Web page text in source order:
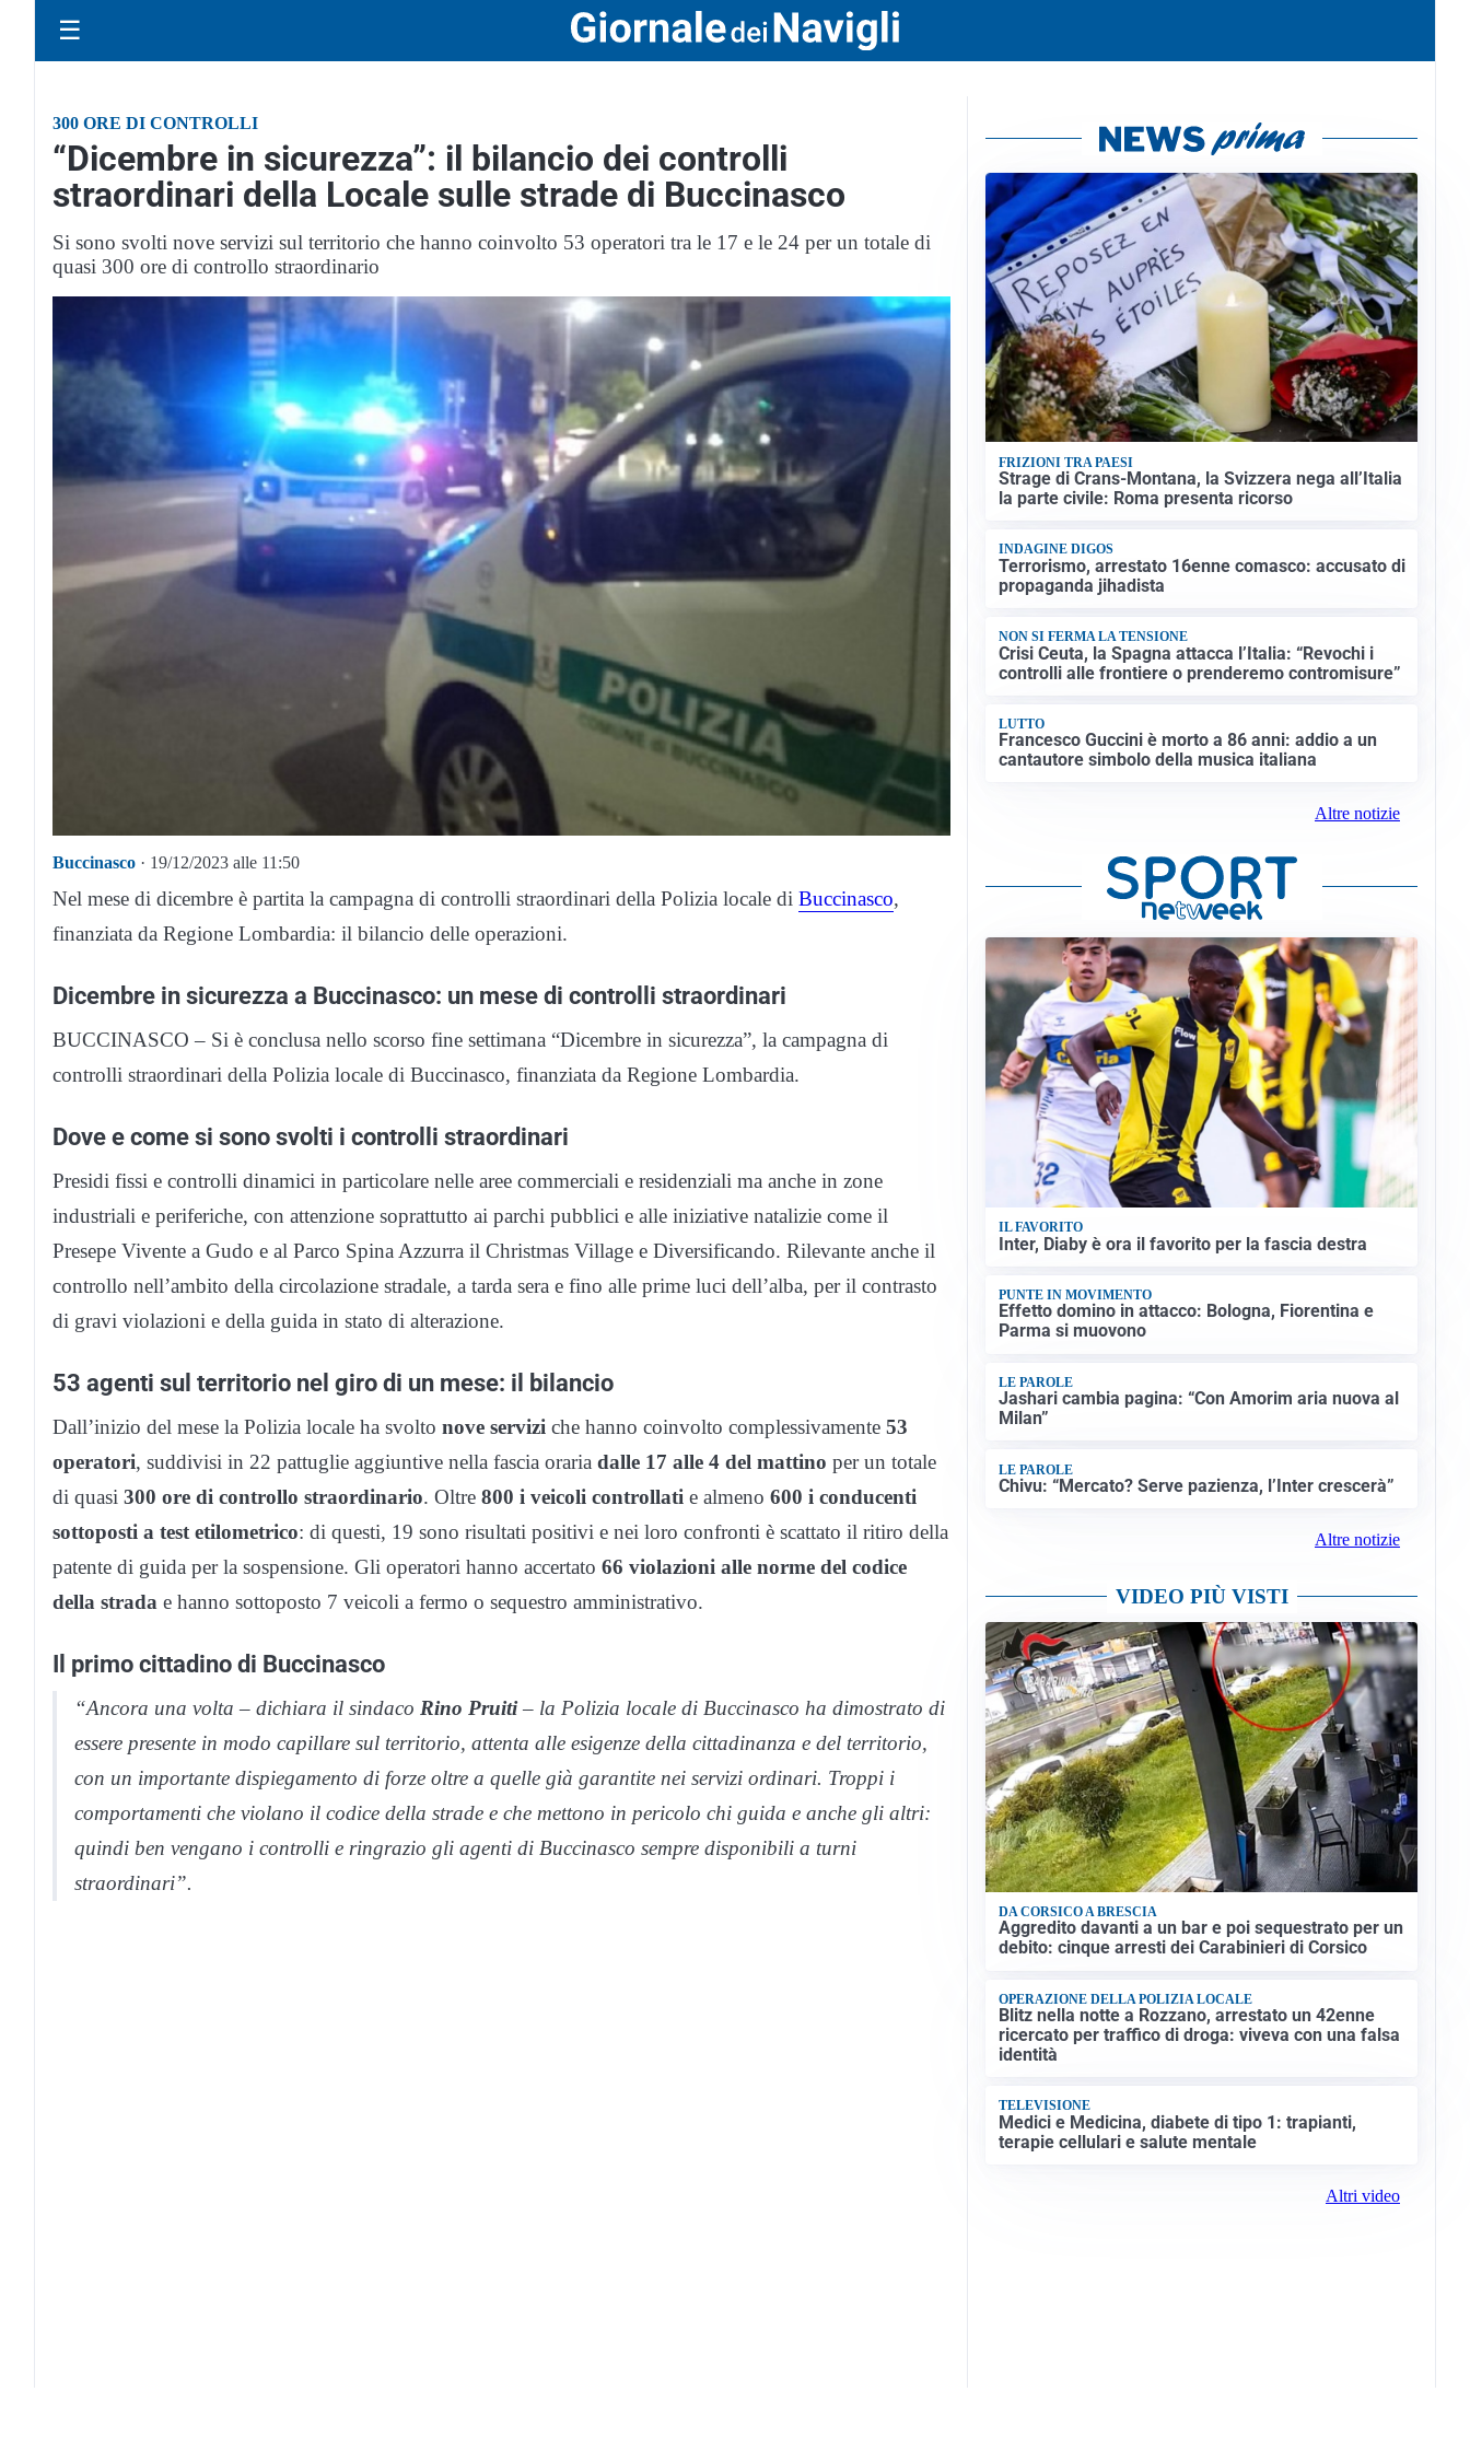
☰
300 ORE DI CONTROLLI
“Dicembre in sicurezza”: il bilancio dei controlli
straordinari della Locale sulle strade di Buccinasco
Si sono svolti nove servizi sul territorio che hanno coinvolto 53 operatori tra le 17 e le 24 per un totale di
quasi 300 ore di controllo straordinario
Buccinasco · 19/12/2023 alle 11:50
Nel mese di dicembre è partita la campagna di controlli straordinari della Polizia locale di Buccinasco,
finanziata da Regione Lombardia: il bilancio delle operazioni.
Dicembre in sicurezza a Buccinasco: un mese di controlli straordinari
BUCCINASCO – Si è conclusa nello scorso fine settimana “Dicembre in sicurezza”, la campagna di
controlli straordinari della Polizia locale di Buccinasco, finanziata da Regione Lombardia.
Dove e come si sono svolti i controlli straordinari
Presidi fissi e controlli dinamici in particolare nelle aree commerciali e residenziali ma anche in zone
industriali e periferiche, con attenzione soprattutto ai parchi pubblici e alle iniziative natalizie come il
Presepe Vivente a Gudo e al Parco Spina Azzurra il Christmas Village e Diversificando. Rilevante anche il
controllo nell’ambito della circolazione stradale, a tarda sera e fino alle prime luci dell’alba, per il contrasto
di gravi violazioni e della guida in stato di alterazione.
53 agenti sul territorio nel giro di un mese: il bilancio
Dall’inizio del mese la Polizia locale ha svolto nove servizi che hanno coinvolto complessivamente 53
operatori, suddivisi in 22 pattuglie aggiuntive nella fascia oraria dalle 17 alle 4 del mattino per un totale
di quasi 300 ore di controllo straordinario. Oltre 800 i veicoli controllati e almeno 600 i conducenti
sottoposti a test etilometrico: di questi, 19 sono risultati positivi e nei loro confronti è scattato il ritiro della
patente di guida per la sospensione. Gli operatori hanno accertato 66 violazioni alle norme del codice
della strada e hanno sottoposto 7 veicoli a fermo o sequestro amministrativo.
Il primo cittadino di Buccinasco
“Ancora una volta – dichiara il sindaco Rino Pruiti– la Polizia locale di Buccinasco ha dimostrato di
essere presente in modo capillare sul territorio, attenta alle esigenze della cittadinanza e del territorio,
con un importante dispiegamento di forze oltre a quelle già garantite nei servizi ordinari. Troppi i
comportamenti che violano il codice della strade e che mettono in pericolo chi guida e anche gli altri:
quindi ben vengano i controlli e ringrazio gli agenti di Buccinasco sempre disponibili a turni
straordinari”.
FRIZIONI TRA PAESI
Strage di Crans-Montana, la Svizzera nega all’Italia
la parte civile: Roma presenta ricorso
INDAGINE DIGOS
Terrorismo, arrestato 16enne comasco: accusato di
propaganda jihadista
NON SI FERMA LA TENSIONE
Crisi Ceuta, la Spagna attacca l’Italia: “Revochi i
controlli alle frontiere o prenderemo contromisure”
LUTTO
Francesco Guccini è morto a 86 anni: addio a un
cantautore simbolo della musica italiana
Altre notizie
IL FAVORITO
Inter, Diaby è ora il favorito per la fascia destra
PUNTE IN MOVIMENTO
Effetto domino in attacco: Bologna, Fiorentina e
Parma si muovono
LE PAROLE
Jashari cambia pagina: “Con Amorim aria nuova al
Milan”
LE PAROLE
Chivu: “Mercato? Serve pazienza, l’Inter crescerà”
Altre notizie
VIDEO PIÙ VISTI
DA CORSICO A BRESCIA
Aggredito davanti a un bar e poi sequestrato per un
debito: cinque arresti dei Carabinieri di Corsico
OPERAZIONE DELLA POLIZIA LOCALE
Blitz nella notte a Rozzano, arrestato un 42enne
ricercato per traffico di droga: viveva con una falsa
identità
TELEVISIONE
Medici e Medicina, diabete di tipo 1: trapianti,
terapie cellulari e salute mentale
Altri video